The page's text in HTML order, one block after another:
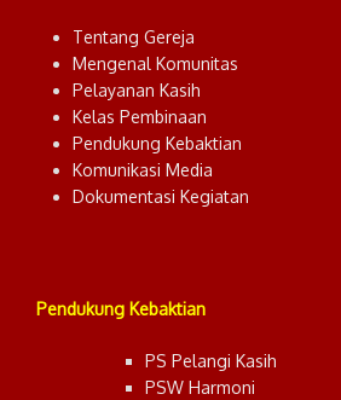
Tentang Gereja
Mengenal Komunitas
Pelayanan Kasih
Kelas Pembinaan
Pendukung Kebaktian
Komunikasi Media
Dokumentasi Kegiatan
Pendukung Kebaktian
PS Pelangi Kasih
PSW Harmoni